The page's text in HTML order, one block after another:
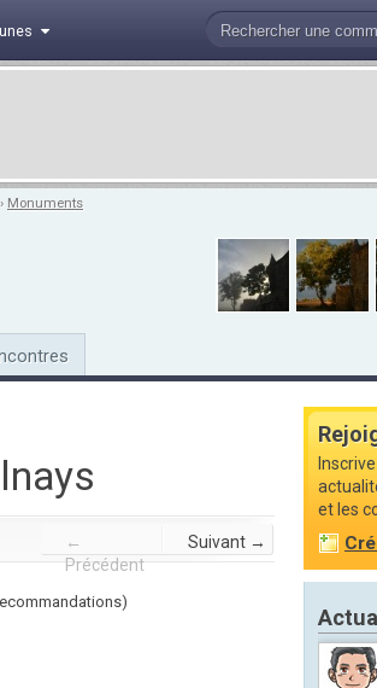
› Monuments
←
Précédent
Suivant →
et les